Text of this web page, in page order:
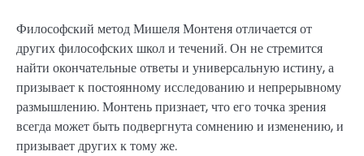
Философский метод Мишеля Монтеня отличается от
других философских школ и течений. Он не стремится
найти окончательные ответы и универсальную истину, а
призывает к постоянному исследованию и непрерывному
размышлению. Монтень признает, что его точка зрения
всегда может быть подвергнута сомнению и изменению, и
призывает других к тому же.